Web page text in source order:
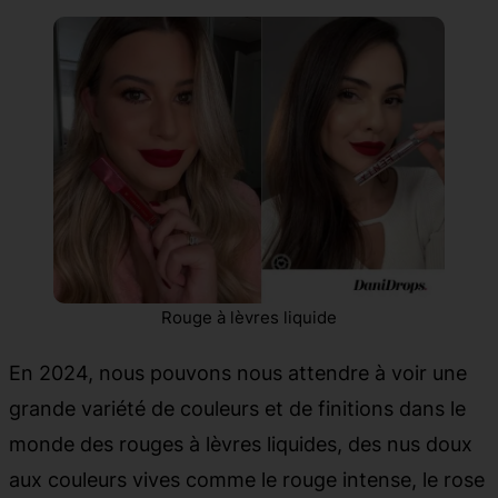
Rouge à lèvres liquide
En 2024, nous pouvons nous attendre à voir une
grande variété de couleurs et de finitions dans le
monde des rouges à lèvres liquides, des nus doux
aux couleurs vives comme le rouge intense, le rose